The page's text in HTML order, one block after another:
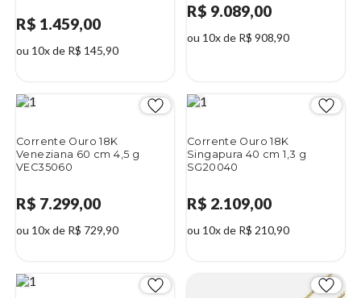
R$ 1.459,00
ou 10x de R$ 145,90
R$ 9.089,00
ou 10x de R$ 908,90
Corrente Ouro 18K
Veneziana 60 cm 4,5 g
VEC35060
R$ 7.299,00
ou 10x de R$ 729,90
Corrente Ouro 18K
Singapura 40 cm 1,3 g
SG20040
R$ 2.109,00
ou 10x de R$ 210,90